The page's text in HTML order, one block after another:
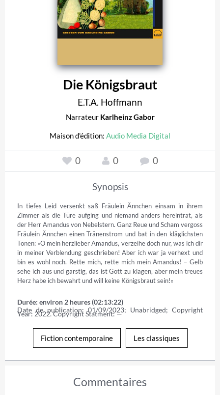
Die Königsbraut
E.T.A. Hoffmann
Narrateur Karlheinz Gabor
Maison d'édition: Audio Media Digital
0 0 0
Synopsis
In tiefes Leid versenkt saß Fräulein Ännchen einsam in ihrem
Zimmer als die Türe aufging und niemand anders hereintrat, als
der Herr Amandus von Nebelstern. Ganz Reue und Scham vergoss
Fräulein Ännchen einen Tränenstrom und bat in den kläglichsten
Tönen: »O mein herzlieber Amandus, verzeihe doch nur, was ich dir
in meiner Verblendung geschrieben! Aber ich war ja verhext und
bin es wohl noch. Rette mich, rette mich mein Amandus! – Gelb
sehe ich aus und garstig, das ist Gott zu klagen, aber mein treues
Herz habe ich bewahrt und will keine Königsbraut sein!«
Durée: environ 2 heures (02:13:22)
Date de publication: 01/09/2023; Unabridged; Copyright
Year: 2022. Copyright Statment: —
Fiction contemporaine Les classiques
Commentaires